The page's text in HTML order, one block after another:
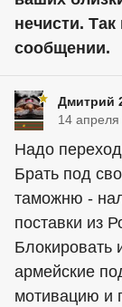
нечисти.
сообщении.
Дмитрий
14
Надо
Брать под
таможню -
поставки из
Блокировать
армейские
мотивацию и